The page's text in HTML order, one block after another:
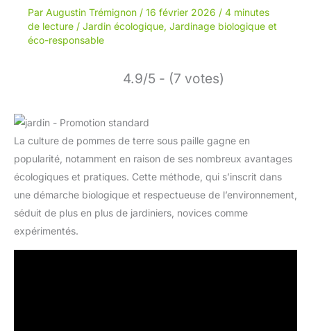
Par Augustin Trémignon / 16 février 2026 / 4 minutes
de lecture / Jardin écologique, Jardinage biologique et
éco-responsable
4.9/5 - (7 votes)
La culture de pommes de terre sous paille gagne en
popularité, notamment en raison de ses nombreux avantages
écologiques et pratiques. Cette méthode, qui s’inscrit dans
une démarche biologique et respectueuse de l’environnement,
séduit de plus en plus de jardiniers, novices comme
expérimentés.